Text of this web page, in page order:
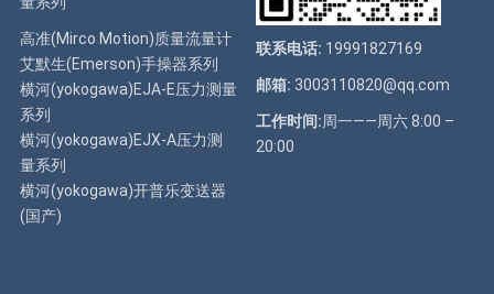
高准(Mirco Motion)质量流量计
艾默生(Emerson)手操器系列
横河(yokogawa)EJA-E压力测量
系列
横河(yokogawa)EJX-A压力测
量系列
横河(yokogawa)开普乐变送器
(国产)
联系电话: 19991827169
邮箱: 3003110820@qq.com
工作时间:周一——周六 8:00 –
20:00